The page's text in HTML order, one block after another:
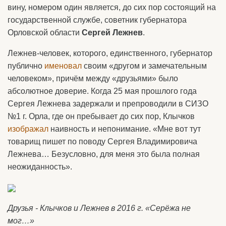
вину, номером один является, до сих пор состоящий на
государственной службе, советник губернатора
Орловской области Сергей Лежнев.
Лежнев-человек, которого, единственного, губернатор
публично именовал своим «другом и замечательным
человеком», причём между «друзьями» было
абсолютное доверие. Когда 25 мая прошлого года
Сергея Лежнева задержали и препроводили в СИЗО
№1 г. Орла, где он пребывает до сих пор, Клычков
изображал наивность и непонимание. «Мне вот тут
товарищ пишет по поводу Сергея Владимировича
Лежнева… Безусловно, для меня это была полная
неожиданность».
Друзья - Клычков и Лежнев в 2016 г. «Серёжа не
мог…»